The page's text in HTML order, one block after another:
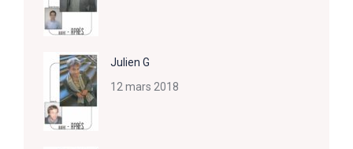
Julien G
12 mars 2018